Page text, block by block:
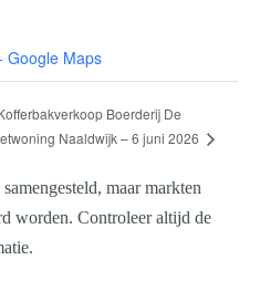
Google Maps
Boerderij De
Naaldwijk – 6 juni 2026
maar markten
worden. Controleer altijd de